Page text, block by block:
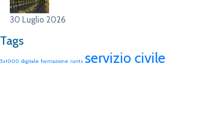
30 Luglio 2026
Tags
5x1000 digitale formazione runts servizio civile